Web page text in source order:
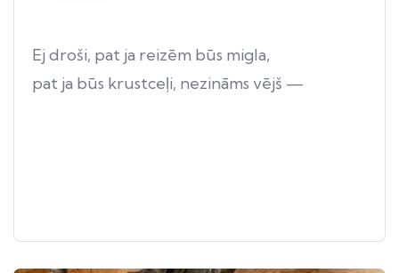
Ej droši, pat ja reizēm būs migla,
pat ja būs krustceļi, nezināms vējš —